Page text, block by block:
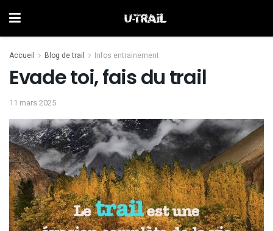
Accueil Blog de trail Infos entrainement
Evade toi, fais du trail
11 mars 2025